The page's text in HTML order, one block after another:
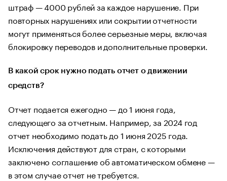
штраф — 4000 рублей за каждое нарушение. При
повторных нарушениях или сокрытии отчетности
могут применяться более серьезные меры, включая
блокировку переводов и дополнительные проверки.
В какой срок нужно подать отчет о движении
средств?
Отчет подается ежегодно — до 1 июня года,
следующего за отчетным. Например, за 2024 год
отчет необходимо подать до 1 июня 2025 года.
Исключения действуют для стран, с которыми
заключено соглашение об автоматическом обмене —
в этом случае отчет не требуется.